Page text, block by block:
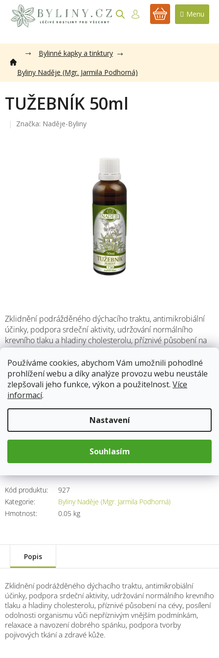
Používáme cookies, abychom Vám umožnili pohodlné
prohlížení webu a díky analýze provozu webu neustále
zlepšovali jeho funkce, výkon a použitelnost. Více
informací.
Nastavení
Souhlasím
obsah
NÁKUPNÍ
Bylinné kapky a tinktury
Byliny Naděje (Mgr. Jarmila Podhorná)
TUŽEBNÍK 50ml
Značka: Naděje-Byliny
Skladem
Zklidnění podrážděného dýchacího traktu, antimikrobiální
účinky, podpora srdeční aktivity, udržování normálního
krevního tlaku a hladiny cholesterolu, příznivé působení na
cévy, posílení odolnosti organismu vůči nepříznivým vnějším
podmínkám, relaxace a navození dobrého spánku, podpora
tvorby pojivových tkání a zdravé kůže.
Kód produktu:
927
Kategorie:
Byliny Naděje (Mgr. Jarmila Podhorná)
Hmotnost: 0.05 kg
123 Kč
Měrná
cena:
Přidat do košíku
Popis
Zklidnění podrážděného dýchacího traktu, antimikrobiální
účinky, podpora srdeční aktivity, udržování normálního krevního
tlaku a hladiny cholesterolu, příznivé působení na cévy, posílení
odolnosti organismu vůči nepříznivým vnějším podmínkám,
relaxace a navození dobrého spánku, podpora tvorby
pojivových tkání a zdravé kůže.